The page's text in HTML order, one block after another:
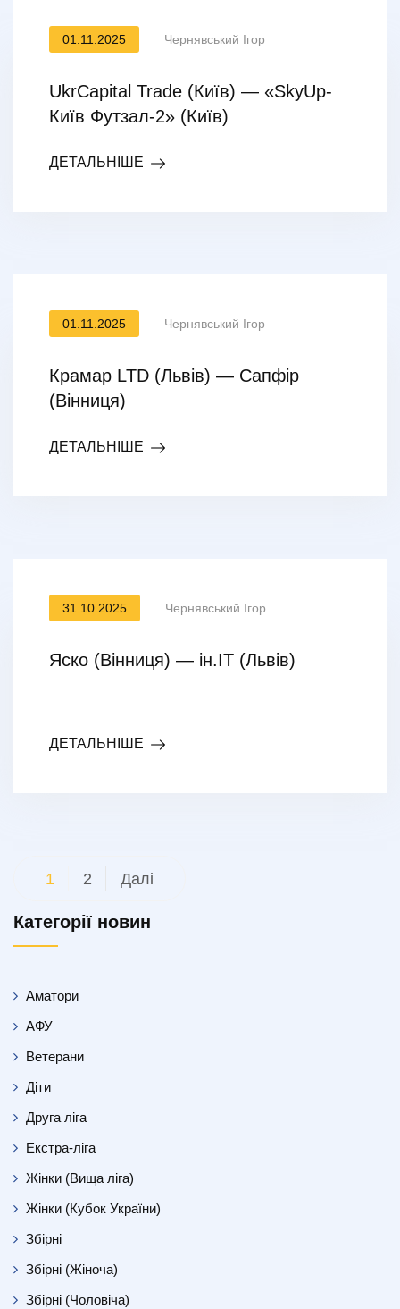
01.11.2025 Чернявський Ігор
UkrCapital Trade (Київ) — «SkyUp-
Київ Футзал-2» (Київ)
ДЕТАЛЬНІШЕ
01.11.2025 Чернявський Ігор
Крамар LTD (Львів) — Сапфір
(Вінниця)
ДЕТАЛЬНІШЕ
31.10.2025 Чернявський Ігор
Яско (Вінниця) — ін.ІТ (Львів)
ДЕТАЛЬНІШЕ
Пагінація
1 2 Далі
Категорії новин
Аматори
АФУ
Ветерани
Діти
Друга ліга
Екстра-ліга
Жінки (Вища ліга)
Жінки (Кубок України)
Збірні
Збірні (Жіноча)
Збірні (Чоловіча)